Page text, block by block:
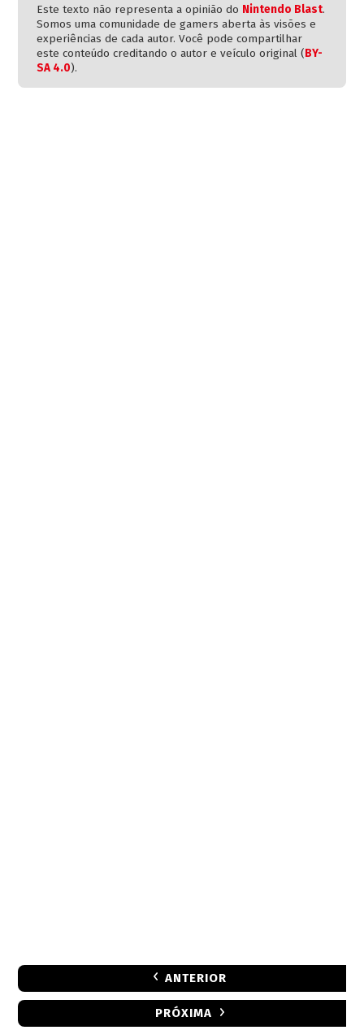
Este texto não representa a opinião do Nintendo Blast.
Somos uma comunidade de gamers aberta às visões e
experiências de cada autor. Você pode compartilhar
este conteúdo creditando o autor e veículo original (BY-
SA 4.0).
ANTERIOR
PRÓXIMA